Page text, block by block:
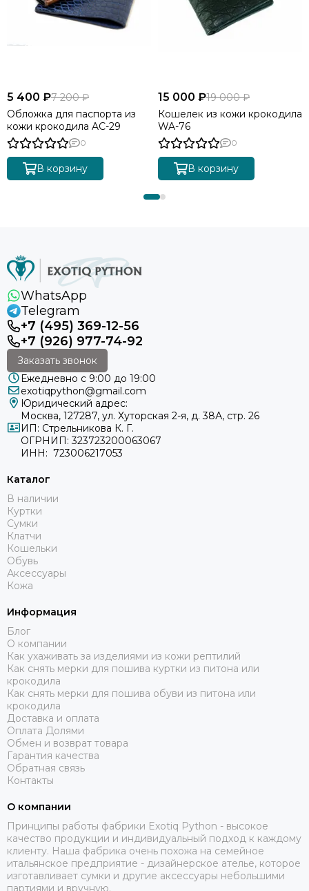
5 400 ₽7 200 ₽
Обложка для паспорта из
кожи крокодила AC-29
0
В корзину
15 000 ₽19 000 ₽
Кошелек из кожи крокодила
WA-76
0
В корзину
WhatsApp
Telegram
+7 (495) 369-12-56
+7 (926) 977-74-92
Заказать звонок
Ежедневно с 9:00 до 19:00
exotiqpython@gmail.com
Юридический адрес:
Москва, 127287, ул. Хуторская 2-я, д. 38А, стр. 26
ИП: Стрельникова К. Г.
ОГРНИП: 323723200063067
ИНН: 723006217053
Каталог
В наличии
Куртки
Сумки
Клатчи
Кошельки
Обувь
Аксессуары
Кожа
Информация
Блог
О компании
Как ухаживать за изделиями из кожи рептилий
Как снять мерки для пошива куртки из питона или
крокодила
Как снять мерки для пошива обуви из питона или
крокодила
Доставка и оплата
Оплата Долями
Обмен и возврат товара
Гарантия качества
Обратная связь
Контакты
О компании
Принципы работы фабрики Exotiq Python - высокое
качество продукции и индивидуальный подход к каждому
клиенту. Наша фабрика очень похожа на семейное
итальянское предприятие - дизайнерское ателье, которое
изготавливает сумки и другие аксессуары небольшими
партиями и вручную.